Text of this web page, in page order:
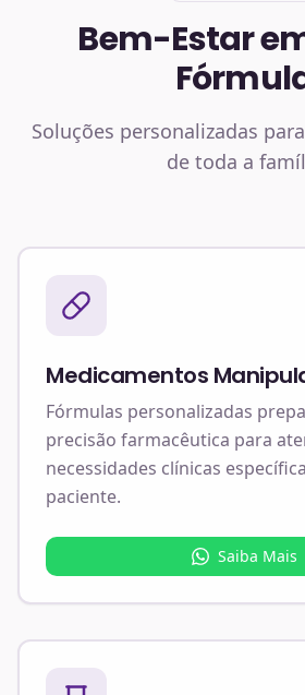
Bem-Estar
Soluções personalizadas
de toda a
Medicamentos
Fórmulas personalizadas
precisão farmacêutica para
necessidades clínicas
paciente.
Saiba Mais